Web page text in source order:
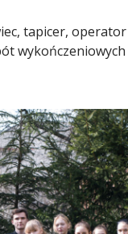
tapicer,